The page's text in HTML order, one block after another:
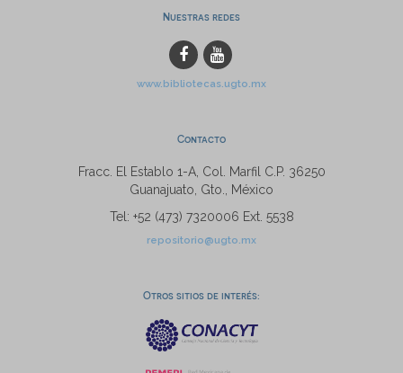
Nuestras redes
www.bibliotecas.ugto.mx
Contacto
Fracc. El Establo 1-A, Col. Marfil C.P. 36250
Guanajuato, Gto., México
Tel: +52 (473) 7320006 Ext. 5538
repositorio@ugto.mx
Otros sitios de interés: